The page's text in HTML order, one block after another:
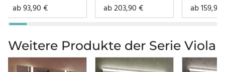
ab93,90€
rechts
ab203,90€
rechts
ab159,90
Weitere Produkte der Serie Viola